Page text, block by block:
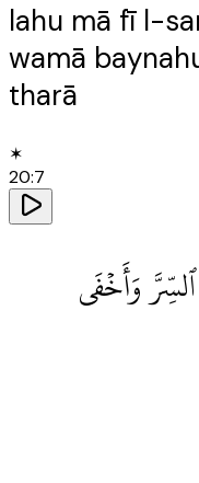
lahu mā fī l-
wamā
tharā
✶
20:7
وَأَخْفَى